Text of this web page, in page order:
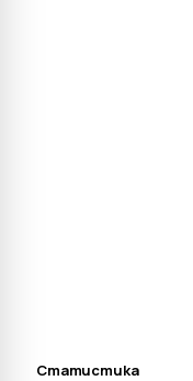
Статистика